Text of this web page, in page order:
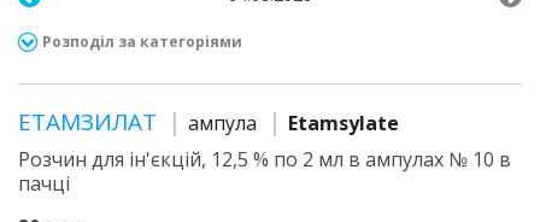
Розподіл за категоріями
ЕТАМЗИЛАТ ампула
Etamsylate
Розчин для ін'єкцій, 12,5 % по 2 мл в ампулах № 10 в
пачці